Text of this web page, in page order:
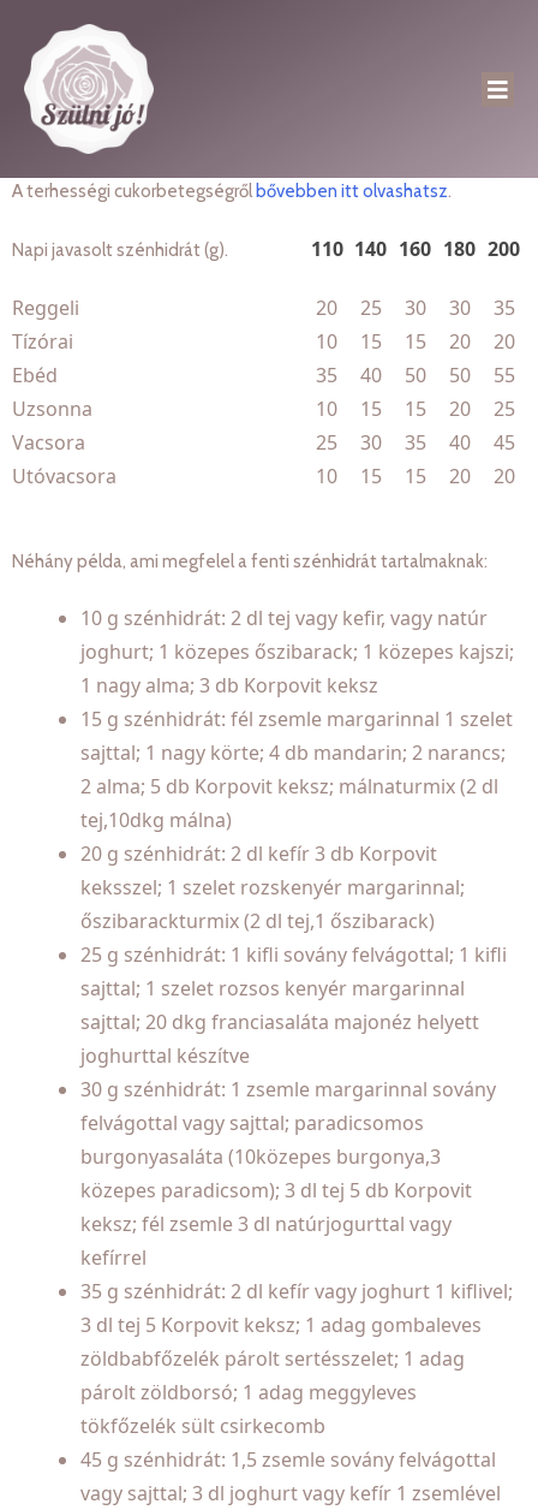
A terhességi cukorbetegségről bővebben itt olvashatsz.
Napi javasolt szénhidrát (g). 110 140 160 180 200
Reggeli 20 25 30 30
35
Tízórai
10 15 15 20
20
Ebéd
35 40 50 50
55
Uzsonna
10 15 15 20
25
Vacsora
25 30 35 40
45
Utóvacsora
10 15 15 20 20
Néhány példa, ami megfelel a fenti szénhidrát tartalmaknak:
10 g szénhidrát: 2 dl tej vagy kefir, vagy natúr
joghurt; 1 közepes őszibarack; 1 közepes kajszi;
1 nagy alma; 3 db Korpovit keksz
15 g szénhidrát: fél zsemle margarinnal 1 szelet
sajttal; 1 nagy körte; 4 db mandarin; 2 narancs;
2 alma; 5 db Korpovit keksz; málnaturmix (2 dl
tej,10dkg málna)
20 g szénhidrát: 2 dl kefír 3 db Korpovit
keksszel; 1 szelet rozskenyér margarinnal;
őszibarackturmix (2 dl tej,1 őszibarack)
25 g szénhidrát: 1 kifli sovány felvágottal; 1 kifli
sajttal; 1 szelet rozsos kenyér margarinnal
sajttal; 20 dkg franciasaláta majonéz helyett
joghurttal készítve
30 g szénhidrát: 1 zsemle margarinnal sovány
felvágottal vagy sajttal; paradicsomos
burgonyasaláta (10közepes burgonya,3
közepes paradicsom); 3 dl tej 5 db Korpovit
keksz; fél zsemle 3 dl natúrjogurttal vagy
kefírrel
35 g szénhidrát: 2 dl kefír vagy joghurt 1 kiflivel;
3 dl tej 5 Korpovit keksz; 1 adag gombaleves
zöldbabfőzelék párolt sertésszelet; 1 adag
párolt zöldborsó; 1 adag meggyleves
tökfőzelék sült csirkecomb
45 g szénhidrát: 1,5 zsemle sovány felvágottal
vagy sajttal; 3 dl joghurt vagy kefír 1 zsemlével